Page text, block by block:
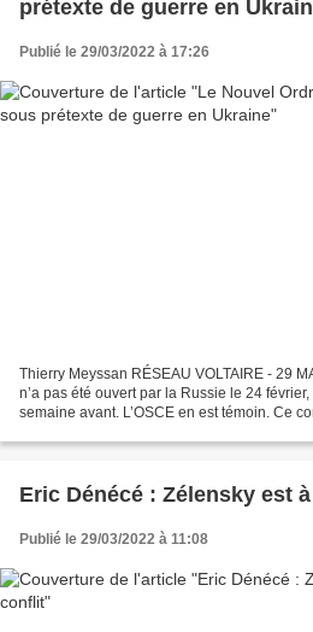
prétexte de guerre en
Publié le 29/03/2022 à 17:26
Thierry Meyssan RÉSEAU VOLTAIRE - 29
n’a pas été ouvert par la Russie le 24
semaine avant. L’OSCE en est témoin. Ce
Eric Dénécé : Zélensky est
Publié le 29/03/2022 à 11:08